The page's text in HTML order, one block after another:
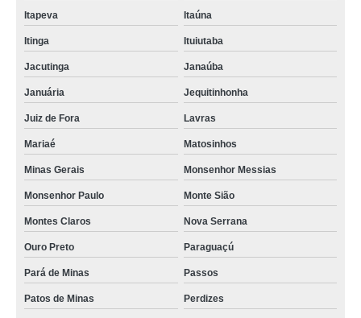
Itapeva Itaúna
Itinga Ituiutaba
Jacutinga Janaúba
Januária Jequitinhonha
Juiz de Fora Lavras
Mariaé Matosinhos
Minas Gerais Monsenhor Messias
Monsenhor Paulo Monte Sião
Montes Claros Nova Serrana
Ouro Preto Paraguaçú
Pará de Minas Passos
Patos de Minas Perdizes